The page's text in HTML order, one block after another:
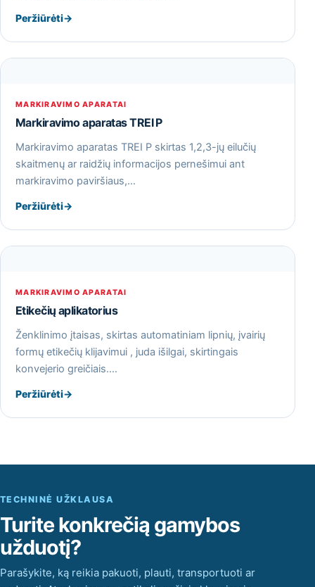
Peržiūrėti→
MARKIRAVIMO APARATAI
Markiravimo aparatas TREI P
Markiravimo aparatas TREI P skirtas 1,2,3-jų eilučių
skaitmenų ar raidžių informacijos pernešimui ant
markiravimo paviršiaus,…
Peržiūrėti→
MARKIRAVIMO APARATAI
Etikečių aplikatorius
Ženklinimo įtaisas, skirtas automatiniam lipnių, įvairių
formų etikečių klijavimui , juda išilgai, skirtingais
konvejerio greičiais.…
Peržiūrėti→
TECHNINĖ UŽKLAUSA
Turite konkrečią gamybos
užduotį?
Parašykite, ką reikia pakuoti, plauti, transportuoti ar